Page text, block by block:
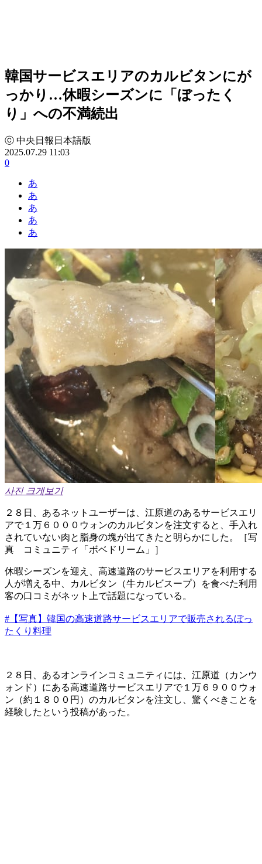
韓国サービスエリアのカルビタンにが
っかり…休暇シーズンに「ぼったく
り」への不満続出
ⓒ 中央日報日本語版
2025.07.29 11:03
0
あ
あ
あ
あ
あ
사진 크게보기
２８日、あるネットユーザーは、江原道のあるサービスエリ
アで１万６０００ウォンのカルビタンを注文すると、手入れ
されていない肉と脂身の塊が出てきたと明らかにした。［写
真 コミュニティ「ボベドリーム」］
休暇シーズンを迎え、高速道路のサービスエリアを利用する
人が増える中、カルビタン（牛カルビスープ）を食べた利用
客の口コミがネット上で話題になっている。
#【写真】韓国の高速道路サービスエリアで販売されるぼっ
たくり料理
２８日、あるオンラインコミュニティには、江原道（カンウ
ォンド）にある高速道路サービスエリアで１万６９００ウォ
ン（約１８００円）のカルビタンを注文し、驚くべきことを
経験したという投稿があった。